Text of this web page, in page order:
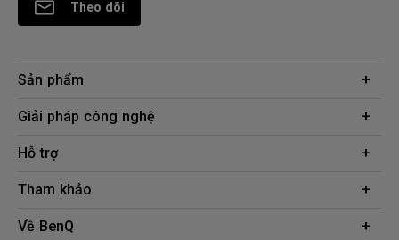
Theo dõi
Sản phẩm
Máy chiếu
Giải pháp công nghệ
Chuyên gia BenQ AQCOLOR
Màn hình bảo vệ mắt
ZOWIE eSports
Hỗ trợ
Tải xuống
Liên hệ
Tham khảo
Công cụ tính khoảng cách chiếu
Về BenQ